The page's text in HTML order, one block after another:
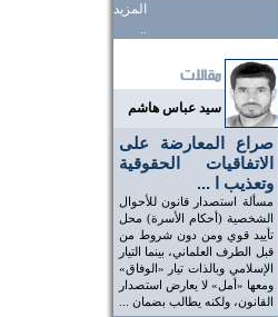
المزيد
..
سيد عباس هاشم
صراع المعارضة على
الاتفاقيات الحقوقية
وتعذيب ا ...
مسألة استصدار قانون للأحوال
الشخصية (أحكام الأسرة) محل
تأييد قوي ومن دون شروط من
قبل الطرف العلماني، بينما التيار
الإسلامي وبالذات تيار «الوفاق»
ومعها «أمل» لا يعارض استصدار
القانون، ولكنه يطالب بضمان ...